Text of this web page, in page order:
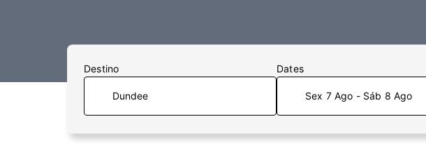
Destino Dates
Sex 7 Ago - Sáb 8 Ago